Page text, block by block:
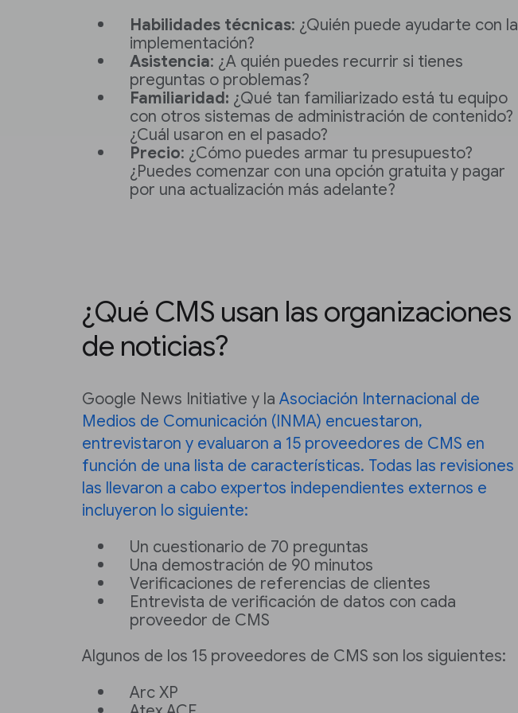
Habilidades técnicas: ¿Quién puede ayudarte con la
implementación?
Asistencia: ¿A quién puedes recurrir si tienes
preguntas o problemas?
Familiaridad: ¿Qué tan familiarizado está tu equipo
con otros sistemas de administración de contenido?
¿Cuál usaron en el pasado?
Precio: ¿Cómo puedes armar tu presupuesto?
¿Puedes comenzar con una opción gratuita y pagar
por una actualización más adelante?
¿Qué CMS usan las organizaciones
de noticias?
Google News Initiative y la Asociación Internacional de
Medios de Comunicación (INMA) encuestaron,
entrevistaron y evaluaron a 15 proveedores de CMS en
función de una lista de características. Todas las revisiones
las llevaron a cabo expertos independientes externos e
incluyeron lo siguiente:
Un cuestionario de 70 preguntas
Una demostración de 90 minutos
Verificaciones de referencias de clientes
Entrevista de verificación de datos con cada
proveedor de CMS
Algunos de los 15 proveedores de CMS son los siguientes:
Arc XP